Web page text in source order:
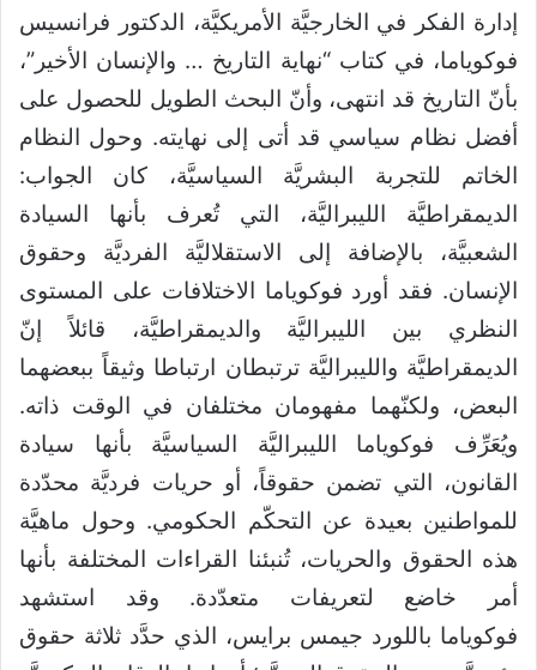
إدارة الفكر في الخارجيَّة الأمريكيَّة، الدكتور فرانسيس
فوكوياما، في كتاب “نهاية التاريخ … والإنسان الأخير”،
بأنّ التاريخ قد انتهى، وأنّ البحث الطويل للحصول على
أفضل نظام سياسي قد أتى إلى نهايته. وحول النظام
الخاتم للتجربة البشريَّة السياسيَّة، كان الجواب:
الديمقراطيَّة الليبراليَّة، التي تُعرف بأنها السيادة
الشعبيَّة، بالإضافة إلى الاستقلاليَّة الفرديَّة وحقوق
الإنسان. فقد أورد فوكوياما الاختلافات على المستوى
النظري بين الليبراليَّة والديمقراطيَّة، قائلاً إنّ
الديمقراطيَّة والليبراليَّة ترتبطان ارتباطا وثيقاً ببعضهما
البعض، ولكنّهما مفهومان مختلفان في الوقت ذاته.
ويُعَرِّف فوكوياما الليبراليَّة السياسيَّة بأنها سيادة
القانون، التي تضمن حقوقاً، أو حريات فرديَّة محدّدة
للمواطنين بعيدة عن التحكّم الحكومي. وحول ماهيَّة
هذه الحقوق والحريات، تُنبئنا القراءات المختلفة بأنها
أمر خاضع لتعريفات متعدّدة. وقد استشهد
فوكوياما باللورد جيمس برايس، الذي حدَّد ثلاثة حقوق